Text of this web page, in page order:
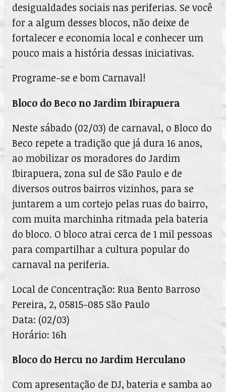
desigualdades sociais nas periferias. Se você
for a algum desses blocos, não deixe de
fortalecer e economia local e conhecer um
pouco mais a história dessas iniciativas.
Programe-se e bom Carnaval!
Bloco do Beco no Jardim Ibirapuera
Neste sábado (02/03) de carnaval, o Bloco do
Beco repete a tradição que já dura 16 anos,
ao mobilizar os moradores do Jardim
Ibirapuera, zona sul de São Paulo e de
diversos outros bairros vizinhos, para se
juntarem a um cortejo pelas ruas do bairro,
com muita marchinha ritmada pela bateria
do bloco. O bloco atrai cerca de 1 mil pessoas
para compartilhar a cultura popular do
carnaval na periferia.
Local de Concentração: Rua Bento Barroso
Pereira, 2, 05815-085 São Paulo
Data: (02/03)
Horário: 16h
Bloco do Hercu no Jardim Herculano
Com apresentação de DJ, bateria e samba ao